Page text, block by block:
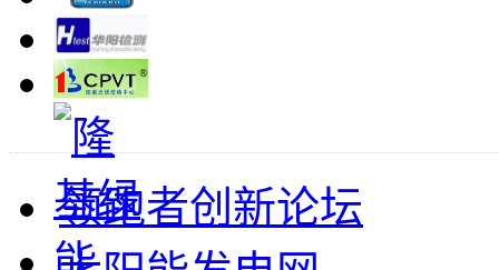
领跑者创新论坛